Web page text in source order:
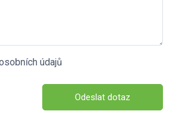
údajů
Odeslat dotaz